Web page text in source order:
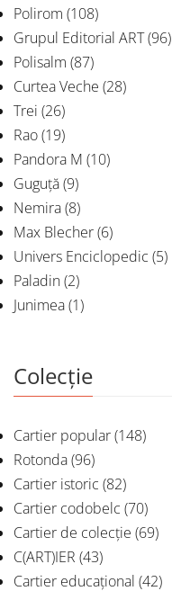
Polirom (108)
Grupul Editorial ART(96)
Polisalm (87)
Curtea Veche (28)
Trei (26)
Rao(19)
Pandora M (10)
Guguță(9)
Nemira(8)
Max Blecher(6)
Univers Enciclopedic (5)
Paladin(2)
Junimea(1)
Colecție
Cartier popular(148)
Rotonda(96)
Cartier istoric (82)
Cartier codobelc (70)
Cartier de colecție (69)
C(ART)IER (43)
Cartier educațional (42)